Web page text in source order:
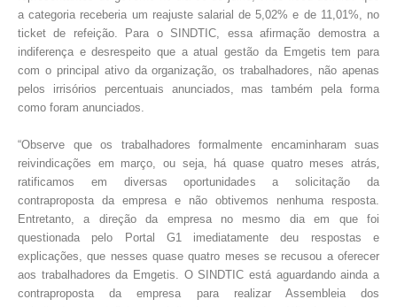
a categoria receberia um reajuste salarial de 5,02% e de 11,01%, no
ticket de refeição. Para o SINDTIC, essa afirmação demostra a
indiferença e desrespeito que a atual gestão da Emgetis tem para
com o principal ativo da organização, os trabalhadores
não apenas
pelos irrisórios percentuais anunciados, mas também pela forma
como foram anunciados.
“Observe que os trabalhadores formalmente encaminharam suas
reivindicações em março, ou seja, há quase quatro meses atrás,
ratificamos em diversas oportunidades a solicitação da
contraproposta da empresa e não obtivemos nenhuma resposta.
Entretanto, a direção da empresa no mesmo dia em que foi
questionada pelo Portal G1 imediatamente deu respostas e
explicações, que nesses quase quatro meses se recusou a oferecer
aos trabalhadores da Emgetis. O SINDTIC está aguardando ainda a
contraproposta da empresa para realizar Assembleia dos